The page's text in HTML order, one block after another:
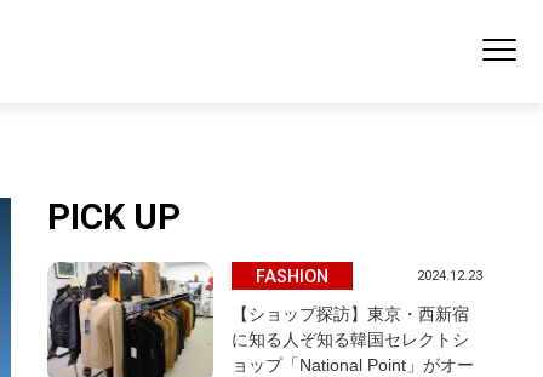
PICK UP
FASHION 2024.12.23
【ショップ探訪】東京・西新宿
に知る人ぞ知る韓国セレクトシ
ョップ「National Point」がオー